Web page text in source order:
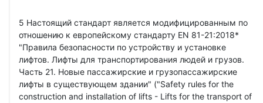
5 Настоящий стандарт является модифицированным по
отношению к европейскому стандарту EN 81-21:2018*
"Правила безопасности по устройству и установке
лифтов. Лифты для транспортирования людей и грузов.
Часть 21. Новые пассажирские и грузопассажирские
лифты в существующем здании" ("Safety rules for the
construction and installation of lifts - Lifts for the transport of